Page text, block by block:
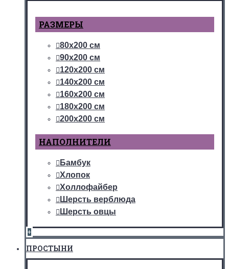
РАЗМЕРЫ
80х200 см
90х200 см
120х200 см
140х200 см
160х200 см
180х200 см
200х200 см
НАПОЛНИТЕЛИ
Бамбук
Хлопок
Холлофайбер
Шерсть верблюда
Шерсть овцы
+
ПРОСТЫНИ